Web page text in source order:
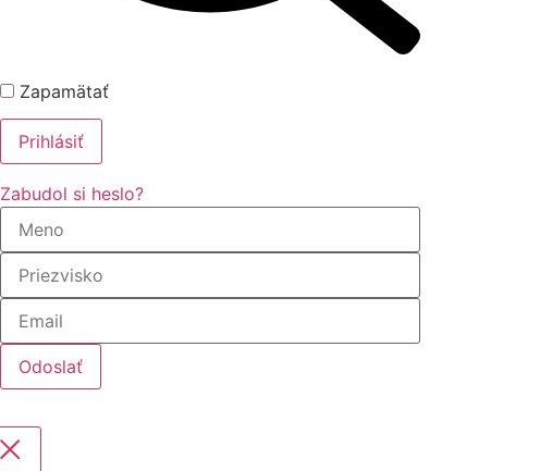
Zapamätať
Zabudol si heslo?
Odoslať